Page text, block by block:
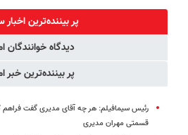
رایگان+پرداخت
اقساطی😍
پر بیننده‌ترین اخبار
دیدگاه خوانندگان
پر بیننده‌ترین خبر
قسمتی مهران مدیری